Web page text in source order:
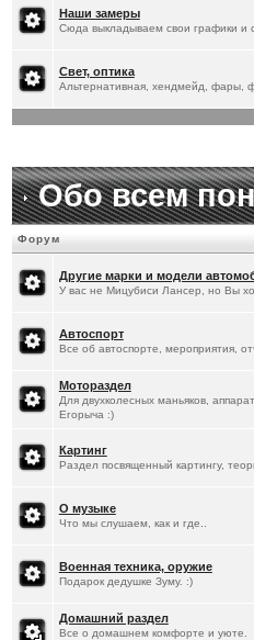
[20.1.2026]Titus:
Наши замеры
Сюда выкладываем свои графики и
Свет, оптика
Альтернативная, хендмейд, фары,
Обо всем
Форум
Другие марки и модели
У вас не Мицубиси Лансер, но Вы
Автоспорт
Все об автоспорте, мероприятия,
Мотораздел
Для двухколесных маньяков,
Егорыча :)
Картинг
Раздел посвященный картингу,
О музыке
Что мы слушаем, как и где..
Военная техника, оружие
Подарок дедушке Зуму. :)
Домашний раздел
Все о домашнем комфорте и уюте.